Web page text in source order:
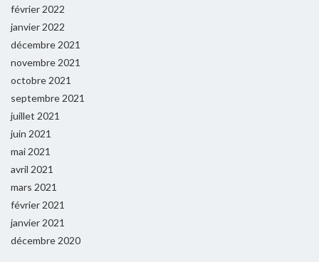
février 2022
janvier 2022
décembre 2021
novembre 2021
octobre 2021
septembre 2021
juillet 2021
juin 2021
mai 2021
avril 2021
mars 2021
février 2021
janvier 2021
décembre 2020